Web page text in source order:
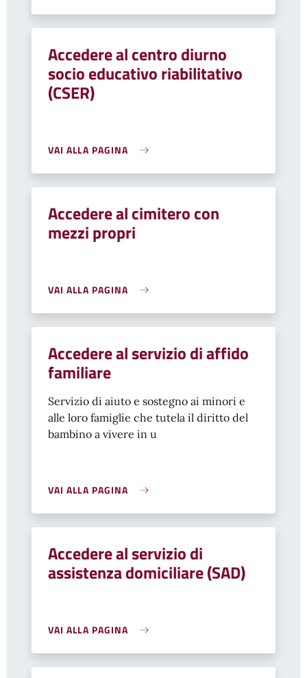
Accedere al centro diurno
socio educativo riabilitativo
(CSER)
VAI ALLA PAGINA
Accedere al cimitero con
mezzi propri
VAI ALLA PAGINA
Accedere al servizio di affido
familiare
Servizio di aiuto e sostegno ai minori e
alle loro famiglie che tutela il diritto del
bambino a vivere in u
VAI ALLA PAGINA
Accedere al servizio di
assistenza domiciliare (SAD)
VAI ALLA PAGINA